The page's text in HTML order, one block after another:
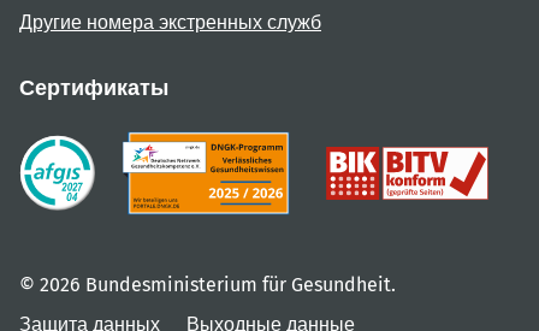
Другие номера экстренных служб
Сертификаты
© 2026 Bundesministerium für Gesundheit.
Защита данных
Выходные данные